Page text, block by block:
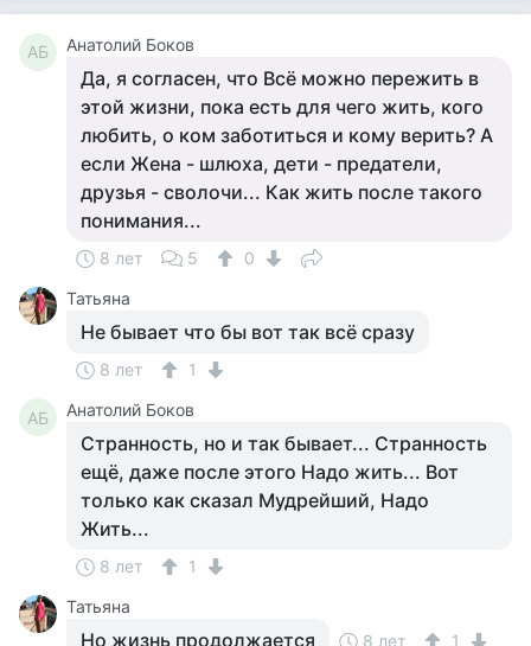
АБ Анатолий Боков
Да, я согласен, что Всё можно пережить в
этой жизни, пока есть для чего жить, кого
любить, о ком заботиться и кому верить? А
если Жена - шлюха, дети - предатели,
друзья - сволочи... Как жить после такого
понимания...
8 лет 5
0
Татьяна
Не бывает что бы вот так всё сразу
8 лет 1
АБ Анатолий Боков
Странность, но и так бывает... Странность
ещё, даже после этого Надо жить... Вот
только как сказал Мудрейший, Надо
Жить...
8 лет
1
Татьяна
Но жизнь продолжается 8 лет 1